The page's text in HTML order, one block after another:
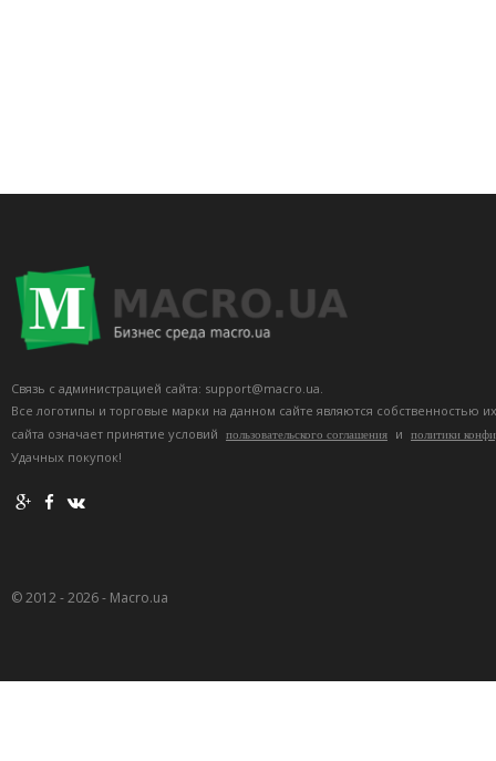
Связь с администрацией сайта: support@macro.ua.
Все логотипы и торговые марки на данном сайте являются собственностью
сайта означает принятие условий
пользовательского соглашения и политики
Удачных покупок!
© 2012 - 2026 - Macro.ua